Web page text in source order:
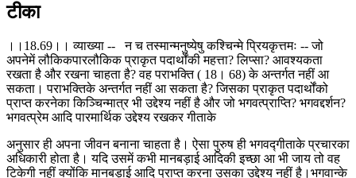
टीका
।।18.69।। व्याख्या -- न च तस्मान्मनुष्येषु कश्चिन्मे प्रियकृत्तमः -- जो
अपनेमें लौकिकपारलौकिक प्राकृत पदार्थोंकी महत्ता? लिप्सा? आवश्यकता
रखता है और रखना चाहता है? वह पराभक्ति ( 18। 68) के अन्तर्गत नहीं आ
सकता। पराभक्तिके अन्तर्गत नहीं आ सकता है? जिसका प्राकृत पदार्थोंको
प्राप्त करनेका किञ्चिन्मात्र भी उद्देश्य नहीं है और जो भगवत्प्राप्ति? भगवद्दर्शन?
भगवत्प्रेम आदि पारमार्थिक उद्देश्य रखकर गीताके
अनुसार ही अपना जीवन बनाना चाहता है। ऐसा पुरुष ही भगवद्गीताके प्रचारका
अधिकारी होता है। यदि उसमें कभी मानबड़ाई आदिकी इच्छा आ भी जाय तो वह
टिकेगी नहीं क्योंकि मानबड़ाई आदि प्राप्त करना उसका उद्देश्य नहीं है।भगवान्के